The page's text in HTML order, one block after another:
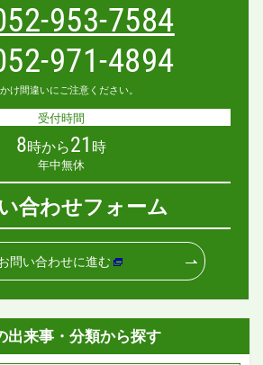
953-7584
971-4894
け間違いにご注意ください。
受付時間
8時から21 時
年中無休
合わせフォーム
問い合わせに進む
出来事・分類から探す